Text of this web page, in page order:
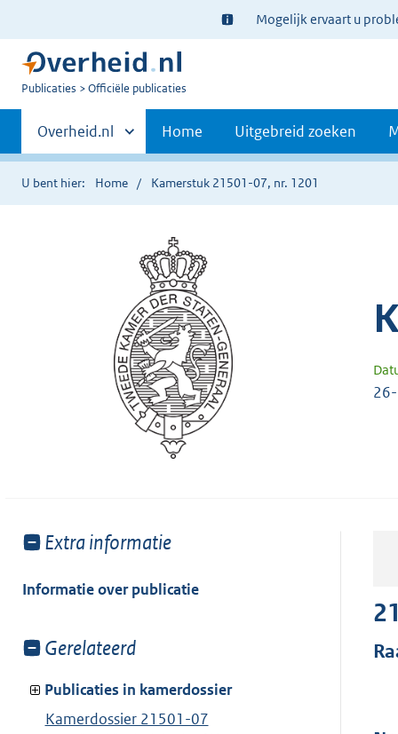
Ter
informatie:
Mogelijk ervaart u
U
Publicaties Officiële publicaties
Primaire
navigatie
Andere
sites
binnen
Overheid.nl Home Uitgebreid zoeken
U bent hier: Home Kamerstuk 21501-07, nr. 1201
Toon
van:
Extra informatie
Informatie over publicatie
Toon
van:
Gerelateerd
Publicaties in kamerdossier
Kamerdossier 21501-07